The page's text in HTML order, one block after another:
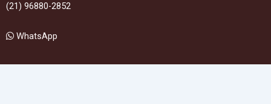
(21) 96880-2852
WhatsApp